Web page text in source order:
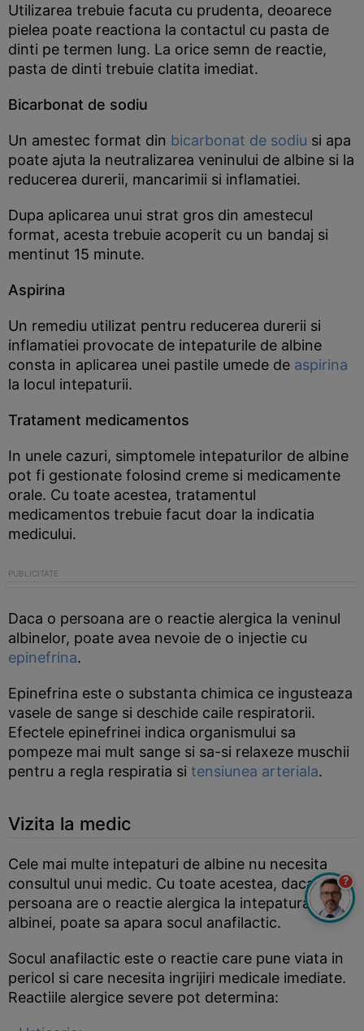
Utilizarea trebuie facuta cu prudenta, deoarece
pielea poate reactiona la contactul cu pasta de
dinti pe termen lung. La orice semn de reactie,
pasta de dinti trebuie clatita imediat.
Bicarbonat de sodiu
Un amestec format din bicarbonat de sodiu si apa
poate ajuta la neutralizarea veninului de albine si la
reducerea durerii, mancarimii si inflamatiei.
Dupa aplicarea unui strat gros din amestecul
format, acesta trebuie acoperit cu un bandaj si
mentinut 15 minute.
Aspirina
Un remediu utilizat pentru reducerea durerii si
inflamatiei provocate de intepaturile de albine
consta in aplicarea unei pastile umede de aspirina
la locul intepaturii.
Tratament medicamentos
In unele cazuri, simptomele intepaturilor de albine
pot fi gestionate folosind creme si medicamente
orale. Cu toate acestea, tratamentul
medicamentos trebuie facut doar la indicatia
medicului.
Daca o persoana are o reactie alergica la veninul
albinelor, poate avea nevoie de o injectie cu
epinefrina.
Epinefrina este o substanta chimica ce ingusteaza
vasele de sange si deschide caile respiratorii.
Efectele epinefrinei indica organismului sa
pompeze mai mult sange si sa-si relaxeze muschii
pentru a regla respiratia si tensiunea arteriala.
Vizita la medic
Cele mai multe intepaturi de albine nu necesita
consultul unui medic. Cu toate acestea, daca o
persoana are o reactie alergica la intepatura
albinei, poate sa apara socul anafilactic.
Socul anafilactic este o reactie care pune viata in
pericol si care necesita ingrijiri medicale imediate.
Reactiile alergice severe pot determina:
?